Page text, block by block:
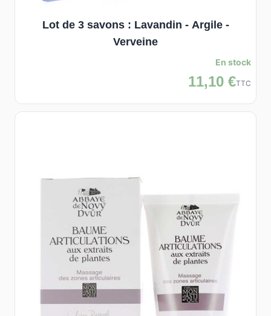
Lot de 3 savons : Lavandin - Argile -
Verveine
En stock
11,10 €TTC